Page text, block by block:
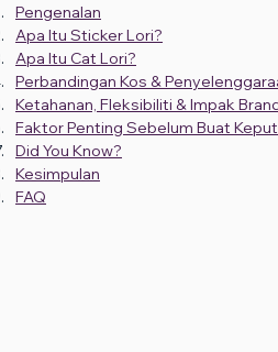
Pengenalan
Apa Itu Sticker Lori?
Apa Itu Cat Lori?
Perbandingan Kos &
Ketahanan, Fleksibiliti & Impak
Faktor Penting Sebelum Buat
Did You Know?
Kesimpulan
FAQ